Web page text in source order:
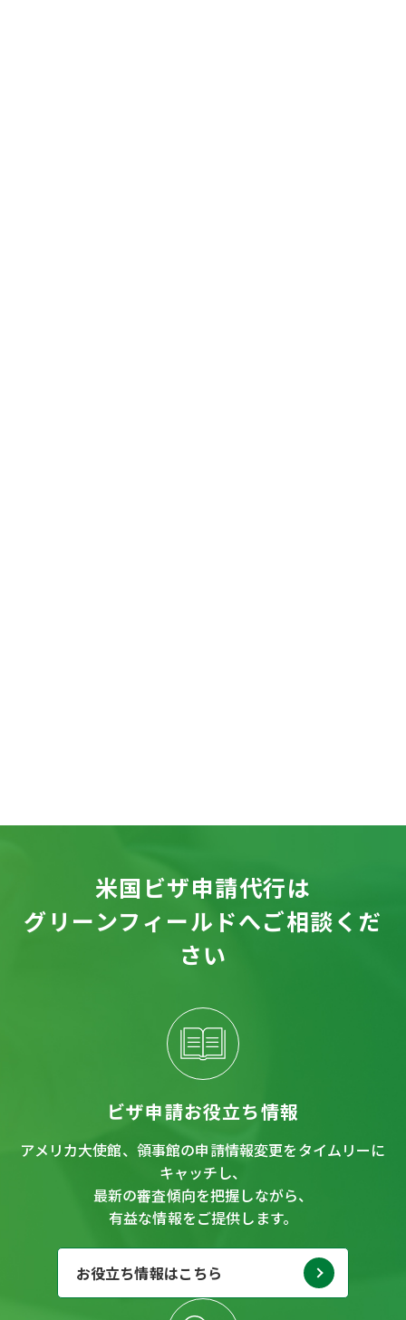
米国ビザ申請代行は
グリーンフィールドへご相談くだ
さい
ビザ申請お役立ち情報
アメリカ大使館、領事館の申請情報変更をタイムリーに
キャッチし、
最新の審査傾向を把握しながら、
有益な情報をご提供します。
お役立ち情報はこちら